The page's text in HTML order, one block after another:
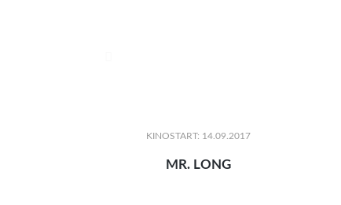
KINOSTART: 14.09.2017
MR. LONG